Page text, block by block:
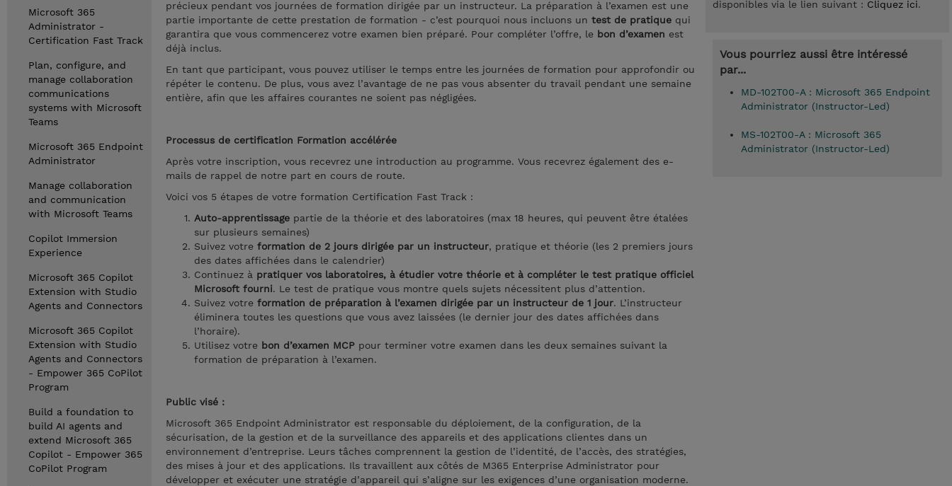
Microsoft 365
Administrator -
Certification Fast Track
Plan, configure, and
manage collaboration
communications
systems with Microsoft
Teams
Microsoft 365 Endpoint
Administrator
Manage collaboration
and communication
with Microsoft Teams
Copilot Immersion
Experience
Microsoft 365 Copilot
Extension with Studio
Agents and Connectors
Microsoft 365 Copilot
Extension with Studio
Agents and Connectors
- Empower 365 CoPilot
Program
Build a foundation to
build AI agents and
extend Microsoft 365
Copilot - Empower 365
CoPilot Program
précieux pendant vos journées de formation dirigée par un instructeur. La préparation à l’examen est une
partie importante de cette prestation de formation - c’est pourquoi nous incluons un test de pratique qui
garantira que vous commencerez votre examen bien préparé. Pour compléter l’offre, le bon d’examen est
déjà inclus.
En tant que participant, vous pouvez utiliser le temps entre les journées de formation pour approfondir ou
répéter le contenu. De plus, vous avez l’avantage de ne pas vous absenter du travail pendant une semaine
entière, afin que les affaires courantes ne soient pas négligées.
Processus de certification Formation accélérée
Après votre inscription, vous recevrez une introduction au programme. Vous recevrez également des e-
mails de rappel de notre part en cours de route.
Voici vos 5 étapes de votre formation Certification Fast Track :
Auto-apprentissage partie de la théorie et des laboratoires (max 18 heures, qui peuvent être étalées
sur plusieurs semaines)
Suivez votre formation de 2 jours dirigée par un instructeur, pratique et théorie (les 2 premiers jours
des dates affichées dans le calendrier)
Continuez à pratiquer vos laboratoires, à étudier votre théorie et à compléter le test pratique officiel
Microsoft fourni. Le test de pratique vous montre quels sujets nécessitent plus d’attention.
Suivez votre formation de préparation à l’examen dirigée par un instructeur de 1 jour. L’instructeur
éliminera toutes les questions que vous avez laissées (le dernier jour des dates affichées dans
l’horaire).
Utilisez votre bon d’examen MCP pour terminer votre examen dans les deux semaines suivant la
formation de préparation à l’examen.
Public visé :
Microsoft 365 Endpoint Administrator est responsable du déploiement, de la configuration, de la
sécurisation, de la gestion et de la surveillance des appareils et des applications clientes dans un
environnement d’entreprise. Leurs tâches comprennent la gestion de l’identité, de l’accès, des stratégies,
des mises à jour et des applications. Ils travaillent aux côtés de M365 Enterprise Administrator pour
développer et exécuter une stratégie d’appareil qui s’aligne sur les exigences d’une organisation moderne.
disponibles via le lien suivant : Cliquez ici.
Vous pourriez aussi être intéressé
par...
MD-102T00-A : Microsoft 365 Endpoint
Administrator (Instructor-Led)
MS-102T00-A : Microsoft 365
Administrator (Instructor-Led)